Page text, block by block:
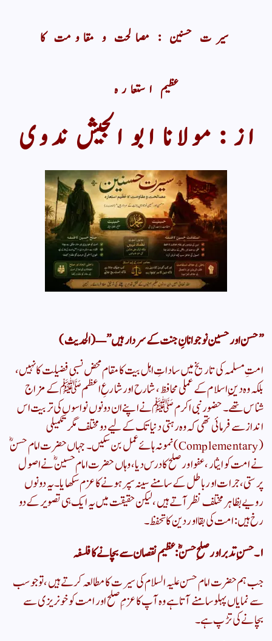
سیرت حسنین : مصالحت و مقاومت کا
عظیم استعارہ
از : مولانا ابو الجیش ندوی
​”حسن اور حسین نوجوانانِ جنت کے سردار ہیں” — (الحدیث)
​امتِ مسلمہ کی تاریخ میں ساداتِ اہل بیت کا مقام محض نسبی فضیلت کا نہیں،
بلکہ وہ دینِ اسلام کے عملی محافظ، شارح اور شارعِ اعظم ﷺ کے مزاج
شناس تھے۔ حضور نبی اکرم ﷺ نے اپنے ان دونوں نواسوں کی تربیت اس
انداز سے فرمائی تھی کہ وہ رہتی دنیا تک کے لیے دو مختلف مگر تکمیلی
(Complementary) نمونہ ہائے عمل بن سکیں۔ جہاں حضرت امام حسنؓ
نے امت کو ایثار، عفو اور صلح کا درس دیا، وہاں حضرت امام حسینؓ نے اصول
پرستی، جرات اور باطل کے سامنے سینہ سپر ہونے کا عزم سکھایا۔ یہ دونوں
رویے بظاہر مختلف نظر آتے ہیں، لیکن حقیقت میں یہ ایک ہی تصویر کے دو
رخ ہیں: امت کی بقا اور دین کا تحفظ۔
​۱۔ حسنِ تدبر اور صلحِ حسنؓ: عظیم نقصان سے بچانے کا فلسفہ
​جب ہم حضرت امام حسن علیہ السلام کی سیرت کا مطالعہ کرتے ہیں، تو جو سب
سے نمایاں پہلو سامنے آتا ہے وہ آپ کا عزمِ صلح اور امت کو خونریزی سے
بچانے کی تڑپ ہے۔